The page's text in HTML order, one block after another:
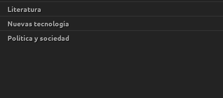
Literatura
Nuevas tecnología
Política y sociedad